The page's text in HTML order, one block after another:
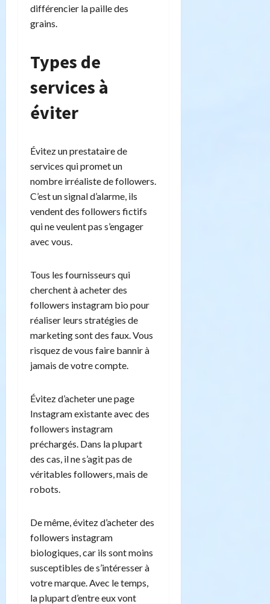
différencier la paille des
grains.
Types de
services à
éviter
Évitez un prestataire de
services qui promet un
nombre irréaliste de followers.
C’est un signal d’alarme, ils
vendent des followers fictifs
qui ne veulent pas s’engager
avec vous.
Tous les fournisseurs qui
cherchent à acheter des
followers instagram bio pour
réaliser leurs stratégies de
marketing sont des faux. Vous
risquez de vous faire bannir à
jamais de votre compte.
Évitez d’acheter une page
Instagram existante avec des
followers instagram
préchargés. Dans la plupart
des cas, il ne s’agit pas de
véritables followers, mais de
robots.
De même, évitez d’acheter des
followers instagram
biologiques, car ils sont moins
susceptibles de s’intéresser à
votre marque. Avec le temps,
la plupart d’entre eux vont